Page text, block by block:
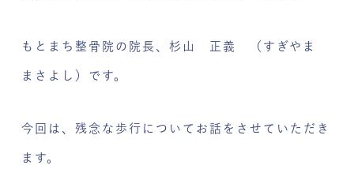
もとまち整骨院の院長、杉山 正義 （すぎやま
まさよし）です。
今回は、残念な歩行についてお話をさせていただき
ます。